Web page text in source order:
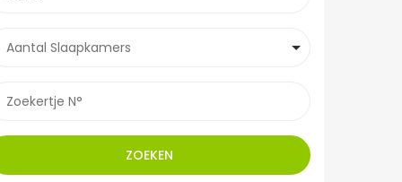
ZOEKEN